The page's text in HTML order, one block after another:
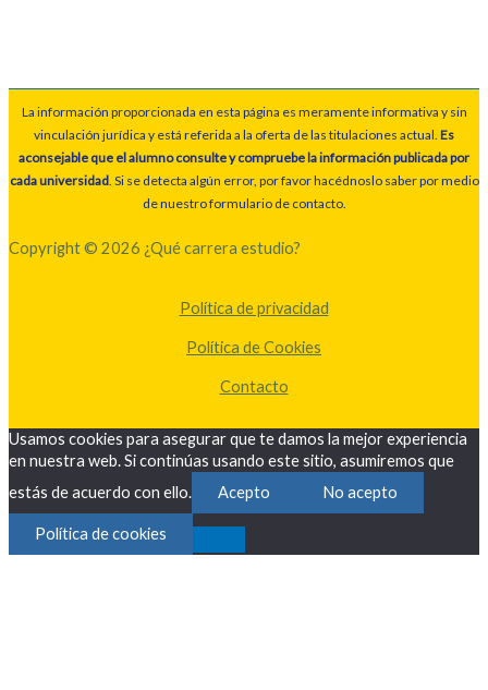
La información proporcionada en esta página es meramente informativa y sin
vinculación jurídica y está referida a la oferta de las titulaciones actual. Es
aconsejable que el alumno consulte y compruebe la información publicada por
cada universidad. Si se detecta algún error, por favor hacédnoslo saber por medio
de nuestro formulario de contacto.
Copyright © 2026 ¿Qué carrera estudio?
Política de privacidad
Política de Cookies
Contacto
Usamos cookies para asegurar que te damos la mejor experiencia
en nuestra web. Si continúas usando este sitio, asumiremos que
estás de acuerdo con ello.
Acepto No acepto
Política de cookies